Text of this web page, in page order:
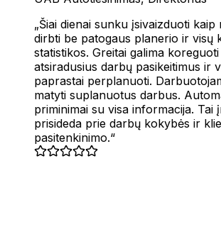
Šiai dienai sunku įsivaizduoti kaip
dirbti be patogaus planerio ir visų
statistikos. Greitai galima koreguoti
atsiradusius darbų pasikeitimus ir
paprastai perplanuoti.
matyti suplanuotus darbus.
priminimai su visa informacija. Tai
prisideda prie darbų kokybės ir
pasitenkinimo.